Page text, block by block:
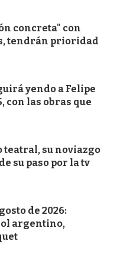
concreta" con
tendrán prioridad
yendo a Felipe
con las obras que
teatral, su noviazgo
su paso por la tv
de 2026:
argentino,